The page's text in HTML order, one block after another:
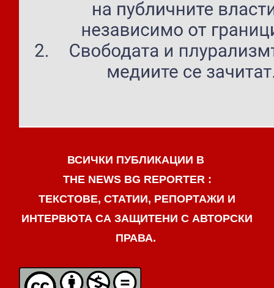
ВСИЧКИ ПУБЛИКАЦИИ В
THE NEWS BG REPORTER :
ТЕКСТОВЕ, СТАТИИ, РЕПОРТАЖИ И
ИНТЕРВЮТА СА ЗАЩИТЕНИ С АВТОРСКИ
ПРАВА.